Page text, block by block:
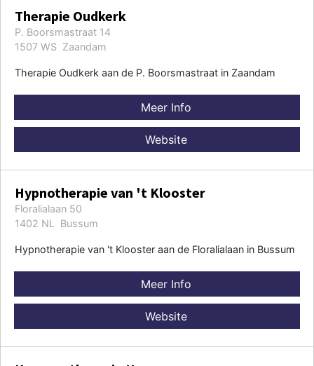
Therapie Oudkerk
P. Boorsmastraat 14
1507 WS Zaandam
Therapie Oudkerk aan de P. Boorsmastraat in Zaandam
Meer Info
Website
Hypnotherapie van 't Klooster
Floralialaan 50
1402 NL Bussum
Hypnotherapie van 't Klooster aan de Floralialaan in Bussum
Meer Info
Website